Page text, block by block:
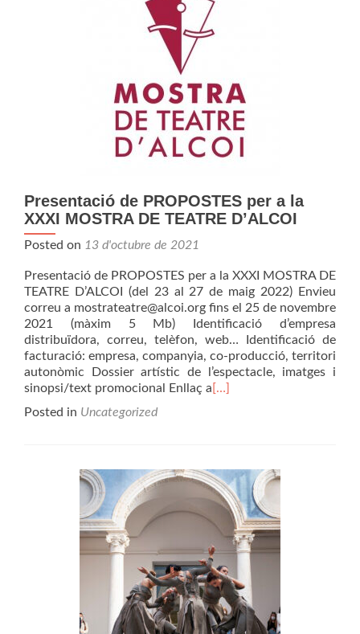
Presentació de PROPOSTES per a la
XXXI MOSTRA DE TEATRE D’ALCOI
Posted on 13 d'octubre de 2021
Presentació de PROPOSTES per a la XXXI MOSTRA DE
TEATRE D’ALCOI (del 23 al 27 de maig 2022) Envieu
correu a mostrateatre@alcoi.org fins el 25 de novembre
2021 (màxim 5 Mb) Identificació d’empresa
distribuïdora, correu, telèfon, web… Identificació de
facturació: empresa, companyia, co-producció, territori
autonòmic Dossier artístic de l’espectacle, imatges i
sinopsi/text promocional Enllaç a […]
Posted in Uncategorized